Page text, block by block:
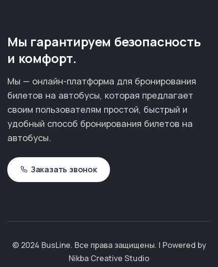
Мы гарантируем безопасность
и комфорт.
Мы — онлайн-платформа для бронирования
билетов на автобусы, которая предлагает
своим пользователям простой, быстрый и
удобный способ бронирования билетов на
автобусы.
Заказать звонок
© 2024 BusLine. Все права защищены. | Powered by
Nikba Creative Studio